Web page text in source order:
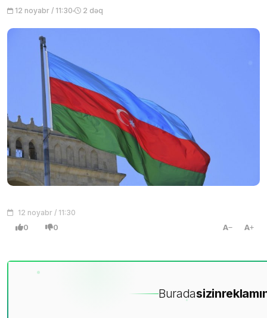
12 noyabr / 11:30 2 dəq
12 noyabr / 11:30
0 0 A A
Buradasizin